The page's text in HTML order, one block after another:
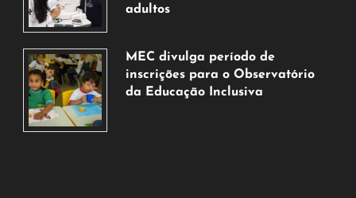
2026
adultos
de
agosto
de
MEC divulga período de
inscrições para o Observatório
da Educação Inclusiva